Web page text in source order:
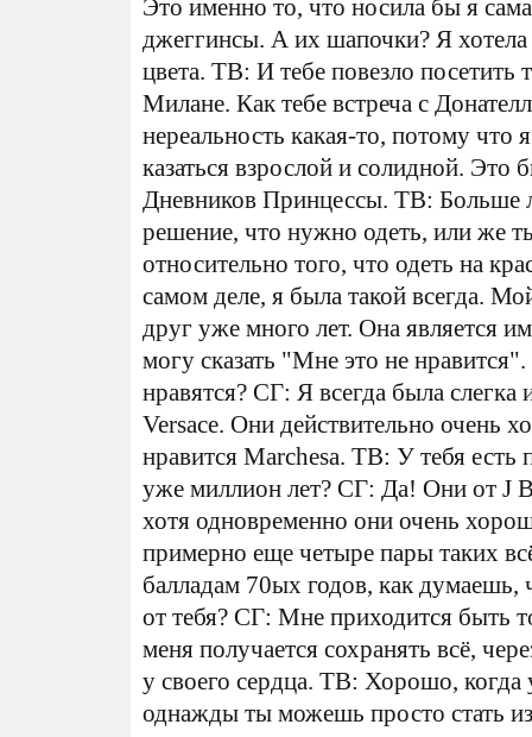
Это именно то, что носила бы я
джеггинсы. А их шапочки? Я
цвета. ТВ: И тебе повезло
Милане. Как тебе встреча с
нереальность какая-то, потому что
казаться взрослой и солидной.
Дневников Принцессы. ТВ: Больше
решение, что нужно одеть, или же
относительно того, что одеть на
самом деле, я была такой всегда.
друг уже много лет. Она является
могу сказать "Мне это не
нравятся? СГ: Я всегда была
Versace. Они действительно очень
нравится Marchesa. ТВ: У тебя
уже миллион лет? СГ: Да! Они от J
хотя одновременно они очень
примерно еще четыре пары таких
балладам 70ых годов, как
от тебя? СГ: Мне приходится быть
меня получается сохранять всё,
у своего сердца. ТВ: Хорошо, когда
однажды ты можешь просто стать